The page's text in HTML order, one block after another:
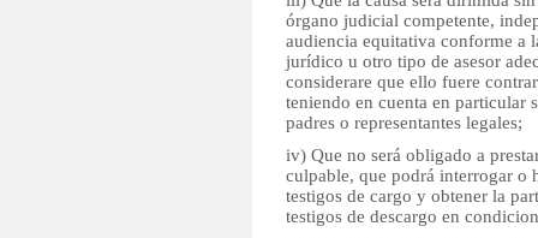
órgano judicial competente,
audiencia equitativa conforme a
jurídico u otro tipo de asesor
considerare que ello fuere
teniendo en cuenta en particular
padres o representantes legales;
iv) Que no será obligado a
culpable, que podrá interrogar o
testigos de cargo y obtener la
testigos de descargo en